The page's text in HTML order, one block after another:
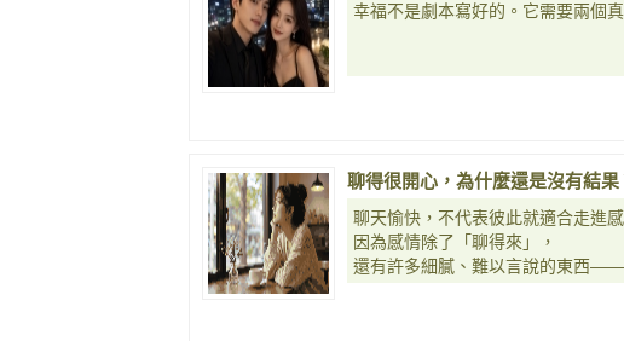
幸福不是劇本寫好的。它需要兩個
聊得很開心，為什麼還是沒有結果
聊天愉快，不代表彼此就適合走進感
因為感情除了「聊得來」，
還有許多細膩、難以言說的東西——